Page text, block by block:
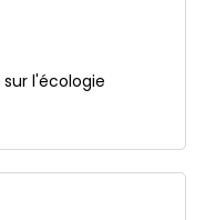
l'écologie